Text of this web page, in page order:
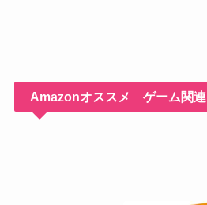
Amazonオススメ ゲーム関連